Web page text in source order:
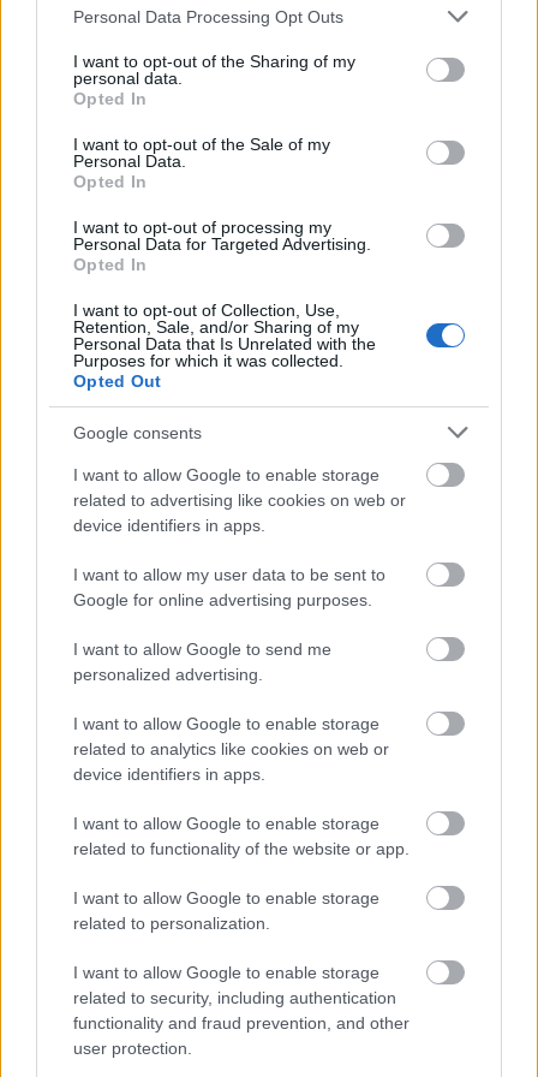
Please note that this website/app uses one or more Google
not limited to your visit or usage behaviour. You may click to
grant or deny consent to Google and its third-party tags to
use your data for below specified purposes in below Google
consent section.
Personal Data Processing Opt Outs
I want to opt-out of the Sharing of my
personal data.
Opted In
I want to opt-out of the Sale of my
Personal Data.
Opted In
I want to opt-out of processing my
Personal Data for Targeted Advertising.
Opted In
I want to opt-out of Collection, Use,
Retention, Sale, and/or Sharing of my
Personal Data that Is Unrelated with the
Purposes for which it was collected.
Opted Out
Google consents
I want to allow Google to enable storage
related to advertising like cookies on web or
device identifiers in apps.
I want to allow my user data to be sent to
Google for online advertising purposes.
I want to allow Google to send me
personalized advertising.
I want to allow Google to enable storage
related to analytics like cookies on web or
device identifiers in apps.
I want to allow Google to enable storage
related to functionality of the website or app.
I want to allow Google to enable storage
related to personalization.
I want to allow Google to enable storage
related to security, including authentication
functionality and fraud prevention, and other
user protection.
de Stat (Állami Zsidó Színház) tagja - párhuzamosan
tag a Román Nemzeti Színházban, ahol jelenleg
Georg Kreisler Lola Blau című mono-musicaljét
alakítja, valamint fiával (Tudor Aaron Istador)
Khayyam összeállításával Utolsó tangó. Israel
Horovitz kétszemélyesében (Parkolj a Harvardnál).
Lajos Szerelemének Szalay Lujzáját játszotta. Liviu
Ciulei rendezésében Pirandello: Hat szerep keres egy
Színházban idén áprilisban.
Morgenstern vonzódik a szólista lehetőségekhez.
Szeret egyedül kiállni a színre. Együttesben is úgy
játszik (pl. a Bulandra Turandot pesti
vendégszereplésén), mintha partnerek nélkül
főszerepelne. Primadonnásan túlszínez, túlmozog.
Taglejtéseinek díszített kacskaringói között azonban
hiteles jiddis gesztusrendszer is föltűnik.
Börcsök mnemotechnikai gyakorlatként számára
süketen ismeretlen nyelven adja elő szerepét. S ha a
szöveg görcsösen szakadozik is ki belőle, hitelesen
állít színre egy eleven, ismerős embert, a pletykás
szomszédnőt, aki leányait portálja a nyaralóhelyen.
Börcsök nem szabad madár Marienbádban,
ugyanolyan megrettent, lekötözött merevséggel
közlekedik, mintha odahaza volna lengyel falujában.
Oberfrank Pál (Marjamcsik) nyári Don Juan, a
nyaralóhely szériacsábítója, gondosan bajusszal,
rámenősen, sikertelenségkor sértetten, dalol-táncol,
és az új fürdőévadban újra kezdi. Besenczi Árpád
(Slajme) cseppet népszínmű-zsidó, aki a tapsrendnél
A zeneszerző Jávori Ferenc a pianínónál, nyirettyűvel
Gazda Bence igen vidám fürdőhelyi hangulattal
szolgálnak a múlt század elejéről. Alkalmasint